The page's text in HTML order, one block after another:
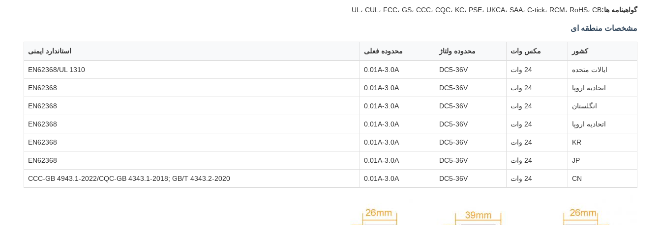
گواهینامه ها:UL، CUL، FCC، GS، CCC، CQC، KC، PSE، UKCA، SAA، C-tick، RCM، RoHS، CB
مشخصات منطقه ای
کشور مکس وات محدوده ولتاژ محدوده فعلی استاندارد ایمنی
ایالات متحده 24 وات DC5-36V
0.01A-3.0A
EN62368/UL 1310
اتحادیه اروپا 24 وات DC5-36V
0.01A-3.0A
EN62368
انگلستان 24 وات DC5-36V
0.01A-3.0A
EN62368
اتحادیه اروپا 24 وات DC5-36V
0.01A-3.0A
EN62368
KR 24 وات DC5-36V
0.01A-3.0A
EN62368
JP 24 وات DC5-36V
0.01A-3.0A
EN62368
CN 24 وات DC5-36V
0.01A-3.0A
CCC-GB 4943.1-2022/CQC-GB 4343.1-2018; GB/T 4343.2-2020